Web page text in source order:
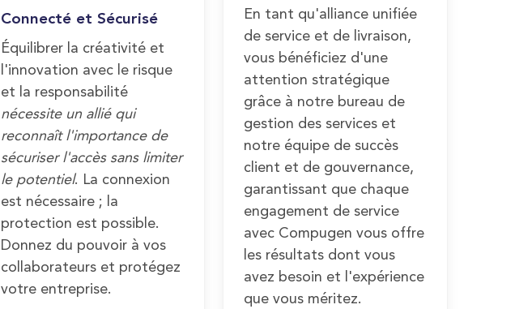
Connecté et Sécurisé
Équilibrer la créativité et
l'innovation avec le risque
et la responsabilité
nécessite un allié qui
reconnaît l'importance de
sécuriser l'accès sans limiter
le potentiel. La connexion
est nécessaire ; la
protection est possible.
Donnez du pouvoir à vos
collaborateurs et protégez
votre entreprise.
En tant qu'alliance unifiée
de service et de livraison,
vous bénéficiez d'une
attention stratégique
grâce à notre bureau de
gestion des services et
notre équipe de succès
client et de gouvernance,
garantissant que chaque
engagement de service
avec Compugen vous offre
les résultats dont vous
avez besoin et l'expérience
que vous méritez.